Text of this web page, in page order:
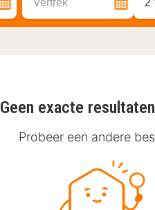
Vertrek 2
Geen exacte
Probeer een andere